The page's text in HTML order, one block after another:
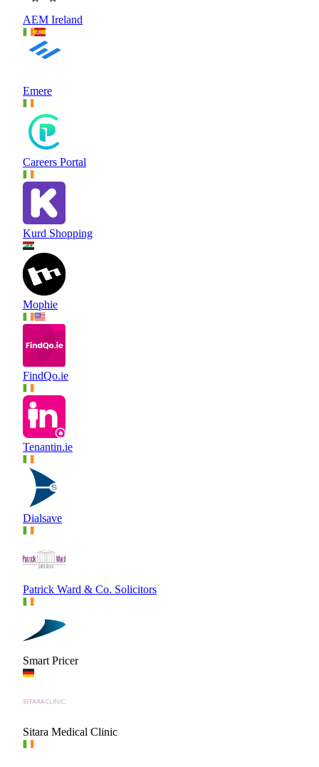
AEM Ireland
Emere
Careers Portal
Kurd Shopping
Mophie
FindQo.ie
Tenantin.ie
Dialsave
Patrick Ward & Co. Solicitors
Smart Pricer
Sitara Medical Clinic